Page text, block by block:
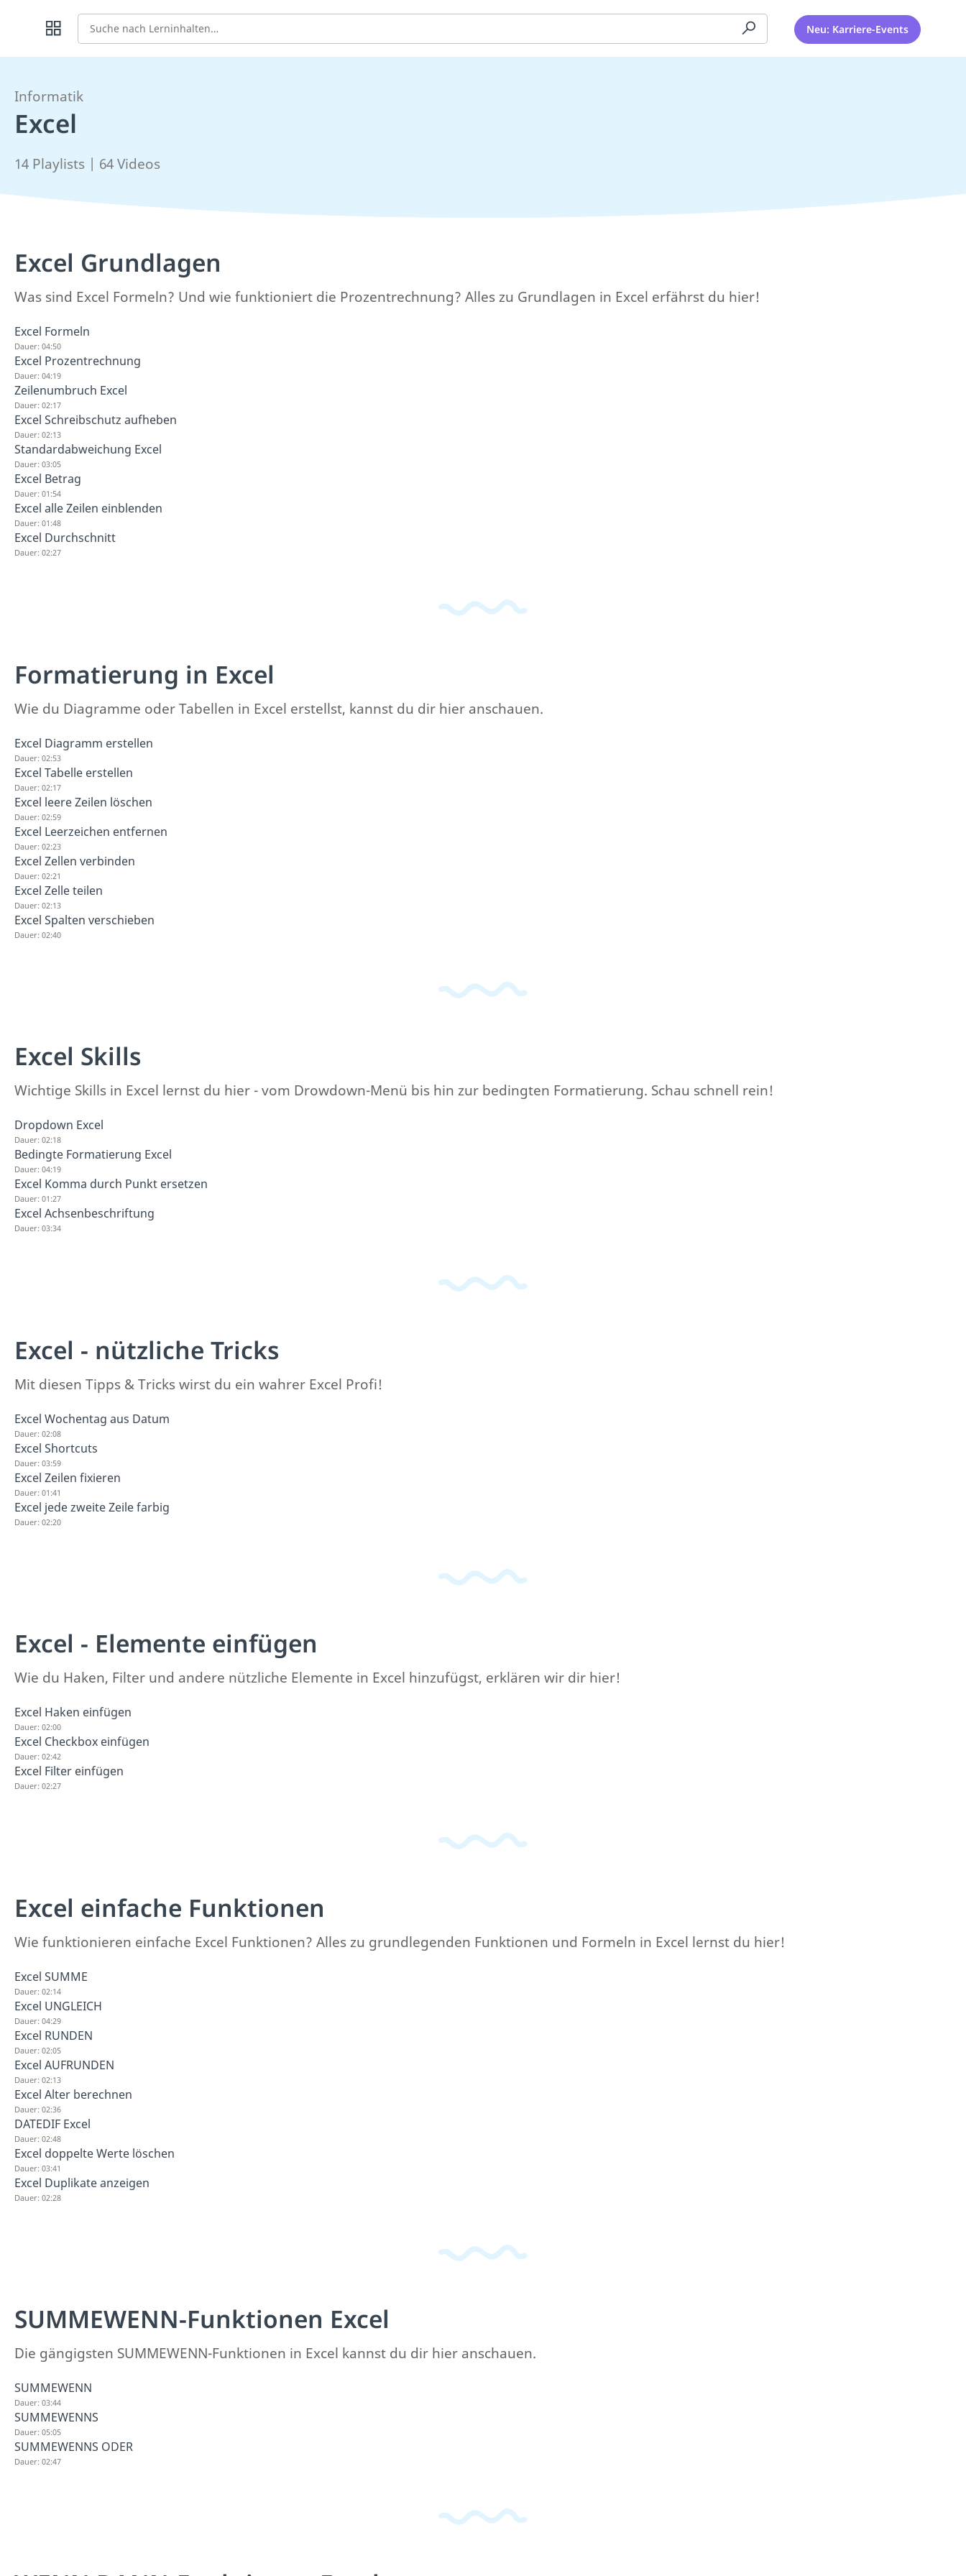
Suche Neu: Karriere-Events
Informatik
Excel
14 Playlists | 64 Videos
Excel Grundlagen
Was sind Excel Formeln? Und wie funktioniert die Prozentrechnung? Alles zu Grundlagen in Excel erfährst du hier!
Excel Formeln
Dauer: 04:50
Excel Prozentrechnung
Dauer: 04:19
Zeilenumbruch Excel
Dauer: 02:17
Excel Schreibschutz aufheben
Dauer: 02:13
Standardabweichung Excel
Dauer: 03:05
Excel Betrag
Dauer: 01:54
Excel alle Zeilen einblenden
Dauer: 01:48
Excel Durchschnitt
Dauer: 02:27
Formatierung in Excel
Wie du Diagramme oder Tabellen in Excel erstellst, kannst du dir hier anschauen.
Excel Diagramm erstellen
Dauer: 02:53
Excel Tabelle erstellen
Dauer: 02:17
Excel leere Zeilen löschen
Dauer: 02:59
Excel Leerzeichen entfernen
Dauer: 02:23
Excel Zellen verbinden
Dauer: 02:21
Excel Zelle teilen
Dauer: 02:13
Excel Spalten verschieben
Dauer: 02:40
Excel Skills
Wichtige Skills in Excel lernst du hier - vom Drowdown-Menü bis hin zur bedingten Formatierung. Schau schnell rein!
Dropdown Excel
Dauer: 02:18
Bedingte Formatierung Excel
Dauer: 04:19
Excel Komma durch Punkt ersetzen
Dauer: 01:27
Excel Achsenbeschriftung
Dauer: 03:34
Excel - nützliche Tricks
Mit diesen Tipps & Tricks wirst du ein wahrer Excel Profi!
Excel Wochentag aus Datum
Dauer: 02:08
Excel Shortcuts
Dauer: 03:59
Excel Zeilen fixieren
Dauer: 01:41
Excel jede zweite Zeile farbig
Dauer: 02:20
Excel - Elemente einfügen
Wie du Haken, Filter und andere nützliche Elemente in Excel hinzufügst, erklären wir dir hier!
Excel Haken einfügen
Dauer: 02:00
Excel Checkbox einfügen
Dauer: 02:42
Excel Filter einfügen
Dauer: 02:27
Excel einfache Funktionen
Wie funktionieren einfache Excel Funktionen? Alles zu grundlegenden Funktionen und Formeln in Excel lernst du hier!
Excel SUMME
Dauer: 02:14
Excel UNGLEICH
Dauer: 04:29
Excel RUNDEN
Dauer: 02:05
Excel AUFRUNDEN
Dauer: 02:13
Excel Alter berechnen
Dauer: 02:36
DATEDIF Excel
Dauer: 02:48
Excel doppelte Werte löschen
Dauer: 03:41
Excel Duplikate anzeigen
Dauer: 02:28
SUMMEWENN-Funktionen Excel
Die gängigsten SUMMEWENN-Funktionen in Excel kannst du dir hier anschauen.
SUMMEWENN
Dauer: 03:44
SUMMEWENNS
Dauer: 05:05
SUMMEWENNS ODER
Dauer: 02:47